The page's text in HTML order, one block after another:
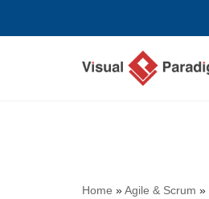
Home »Agile & Scrum »